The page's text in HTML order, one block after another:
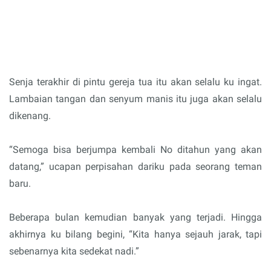
Senja terakhir di pintu gereja tua itu akan selalu ku ingat.
Lambaian tangan dan senyum manis itu juga akan selalu
dikenang.
“Semoga bisa berjumpa kembali No ditahun yang akan
datang,” ucapan perpisahan dariku pada seorang teman
baru.
Beberapa bulan kemudian banyak yang terjadi. Hingga
akhirnya ku bilang begini, “Kita hanya sejauh jarak, tapi
sebenarnya kita sedekat nadi.”